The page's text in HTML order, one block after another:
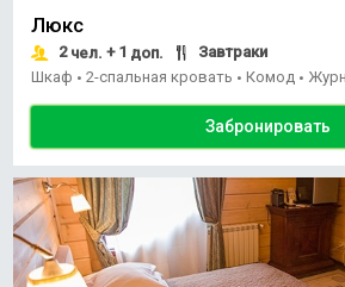
Люкс
2чел. + 1 доп.
Завтраки
Шкаф • 2-спальная кровать • Комод •
Забронировать